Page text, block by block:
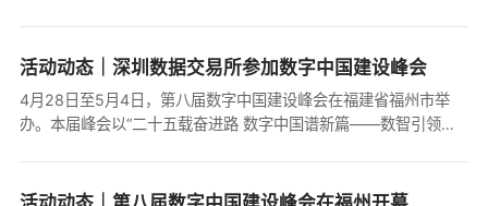
活动动态｜深圳数据交易所参加数字中国建设峰会
4月28日至5月4日，第八届数字中国建设峰会在福建省福州市举
办。本届峰会以“二十五载奋进路 数字中国谱新篇——数智引领高